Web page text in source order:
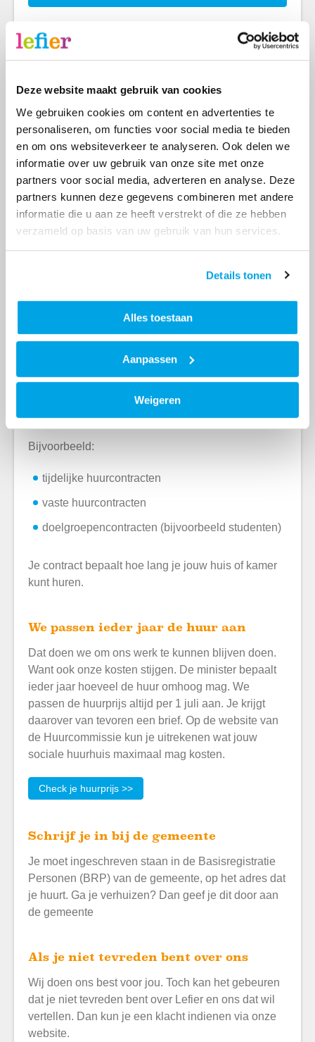
Deze website maakt gebruik van cookies
We gebruiken cookies om content en advertenties te
personaliseren, om functies voor social media te bieden
en om ons websiteverkeer te analyseren. Ook delen we
informatie over uw gebruik van onze site met onze
partners voor social media, adverteren en analyse. Deze
partners kunnen deze gegevens combineren met andere
informatie die u aan ze heeft verstrekt of die ze hebben
verzameld op basis van uw gebruik van hun services.
Details tonen
Alles toestaan
Aanpassen
Weigeren
Zelf iets aan je huis veranderen
Wil je zelf iets veranderen aan je huis of kamer?
vragen. Dit kan via onze website. Je bent zelf
verantwoordelijk voor de kosten en het onderhoud
van dingen die je verandert. Als je geen
toestemming hebt, moet je de verandering
weghalen als wij daarom vragen.
Er zijn verschillende soorten
huurcontracten
Bijvoorbeeld:
tijdelijke huurcontracten
vaste huurcontracten
doelgroepencontracten (bijvoorbeeld studenten)
Je contract bepaalt hoe lang je jouw huis of kamer
kunt huren.
We passen ieder jaar de huur aan
Dat doen we om ons werk te kunnen blijven doen.
Want ook onze kosten stijgen. De minister bepaalt
ieder jaar hoeveel de huur omhoog mag. We
passen de huurprijs altijd per 1 juli aan. Je krijgt
daarover van tevoren een brief. Op de website van
de Huurcommissie kun je uitrekenen wat jouw
sociale huurhuis maximaal mag kosten.
Check je huurprijs >>
Schrijf je in bij de gemeente
Je moet ingeschreven staan in de Basisregistratie
Personen (BRP) van de gemeente, op het adres dat
je huurt. Ga je verhuizen? Dan geef je dit door aan
de gemeente
Als je niet tevreden bent over ons
Wij doen ons best voor jou. Toch kan het gebeuren
dat je niet tevreden bent over Lefier en ons dat wil
vertellen. Dan kun je een klacht indienen via onze
website.